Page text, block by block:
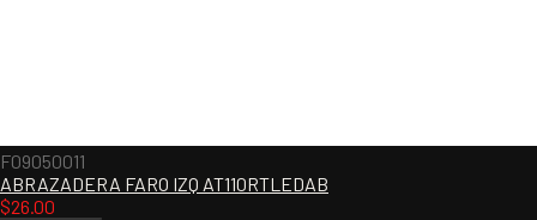
F09050011
ABRAZADERA FARO IZQ AT110RTLEDAB
$26.00